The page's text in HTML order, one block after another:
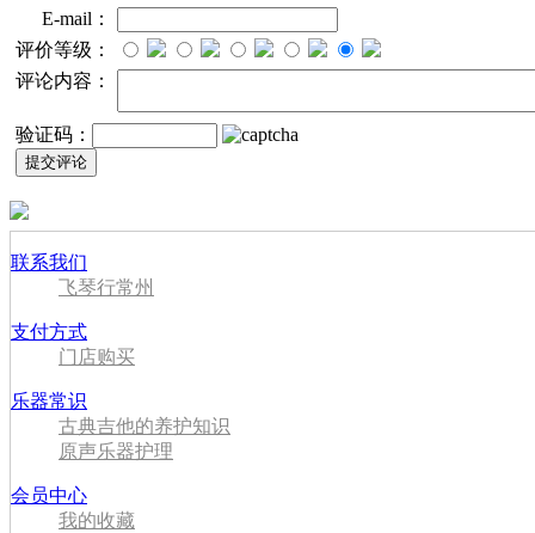
E-mail：
评价等级：
评论内容：
验证码：
联系我们
飞琴行常州
支付方式
门店购买
乐器常识
古典吉他的养护知识
原声乐器护理
会员中心
我的收藏